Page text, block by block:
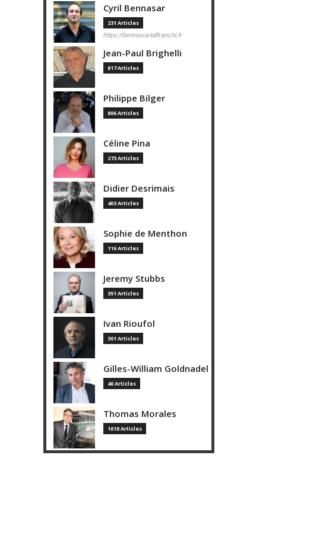
Cyril Bennasar
231 Articles
https://bennasarlaffranchi.fr
Jean-Paul Brighelli
817 Articles
Philippe Bilger
806 Articles
Céline Pina
273 Articles
Didier Desrimais
403 Articles
Sophie de Menthon
116 Articles
Jeremy Stubbs
351 Articles
Ivan Rioufol
301 Articles
Gilles-William Goldnadel
40 Articles
Thomas Morales
1018 Articles